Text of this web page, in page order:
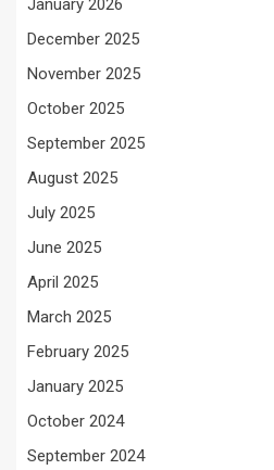
January 2026
December 2025
November 2025
October 2025
September 2025
August 2025
July 2025
June 2025
April 2025
March 2025
February 2025
January 2025
October 2024
September 2024